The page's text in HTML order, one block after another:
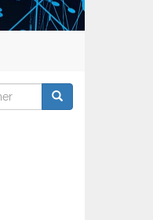
Rechercher